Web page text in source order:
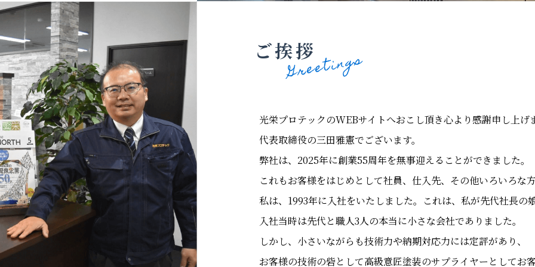
ご挨拶
光栄プロテックのWEBサイトへおこし頂き心より感謝申し上げ
代表取締役の三田雅憲でございます。
弊社は、2025年に創業55周年を無事迎えることができました。
これもお客様をはじめとして社員、仕入先、その他いろいろな
私は、1993年に入社をいたしました。これは、私が先代社長の
入社当時は先代と職人3人の本当に小さな会社でありました。
しかし、小さいながらも技術力や納期対応力には定評があり、
お客様の技術の砦として高級意匠塗装のサプライヤーとしてお